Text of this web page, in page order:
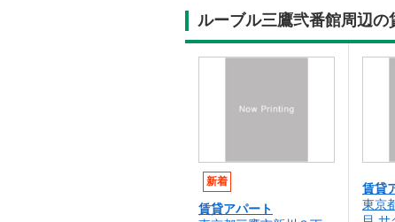
ルーブル三鷹弐番館周辺
新着
賃貸アパート
賃貸
東京